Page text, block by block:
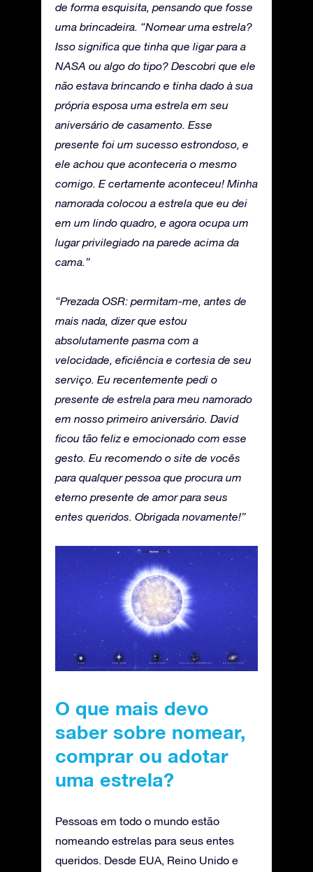
de forma esquisita, pensando que fosse
uma brincadeira. “Nomear uma estrela?
Isso significa que tinha que ligar para a
NASA ou algo do tipo? Descobri que ele
não estava brincando e tinha dado à sua
própria esposa uma estrela em seu
aniversário de casamento. Esse
presente foi um sucesso estrondoso, e
ele achou que aconteceria o mesmo
comigo. E certamente aconteceu! Minha
namorada colocou a estrela que eu dei
em um lindo quadro, e agora ocupa um
lugar privilegiado na parede acima da
cama.”
“Prezada OSR: permitam-me, antes de
mais nada, dizer que estou
absolutamente pasma com a
velocidade, eficiência e cortesia de seu
serviço. Eu recentemente pedi o
presente de estrela para meu namorado
em nosso primeiro aniversário. David
ficou tão feliz e emocionado com esse
gesto. Eu recomendo o site de vocês
para qualquer pessoa que procura um
eterno presente de amor para seus
entes queridos. Obrigada novamente!”
O que mais devo
saber sobre nomear,
comprar ou adotar
uma estrela?
Pessoas em todo o mundo estão
nomeando estrelas para seus entes
queridos. Desde EUA, Reino Unido e